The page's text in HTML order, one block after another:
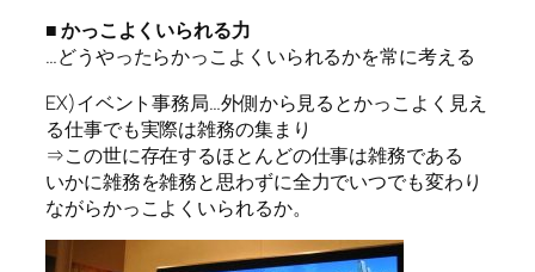
■ かっこよくいられる力
…どうやったらかっこよくいられるかを常に考える
EX)イベント事務局…外側から見るとかっこよく見え
る仕事でも実際は雑務の集まり
⇒この世に存在するほとんどの仕事は雑務である
いかに雑務を雑務と思わずに全力でいつでも変わり
ながらかっこよくいられるか。